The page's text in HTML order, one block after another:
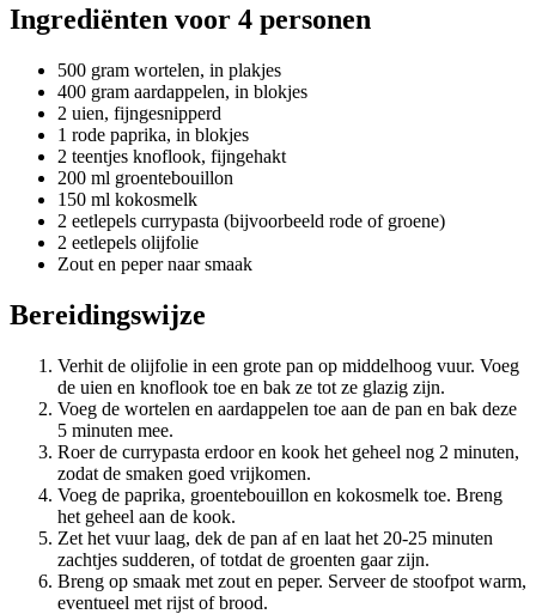
Ingrediënten voor 4 personen
500 gram wortelen, in plakjes
400 gram aardappelen, in blokjes
2 uien, fijngesnipperd
1 rode paprika, in blokjes
2 teentjes knoflook, fijngehakt
200 ml groentebouillon
150 ml kokosmelk
2 eetlepels currypasta (bijvoorbeeld rode of groene)
2 eetlepels olijfolie
Zout en peper naar smaak
Bereidingswijze
Verhit de olijfolie in een grote pan op middelhoog vuur. Voeg
de uien en knoflook toe en bak ze tot ze glazig zijn.
Voeg de wortelen en aardappelen toe aan de pan en bak deze
5 minuten mee.
Roer de currypasta erdoor en kook het geheel nog 2 minuten,
zodat de smaken goed vrijkomen.
Voeg de paprika, groentebouillon en kokosmelk toe. Breng
het geheel aan de kook.
Zet het vuur laag, dek de pan af en laat het 20-25 minuten
zachtjes sudderen, of totdat de groenten gaar zijn.
Breng op smaak met zout en peper. Serveer de stoofpot warm,
eventueel met rijst of brood.